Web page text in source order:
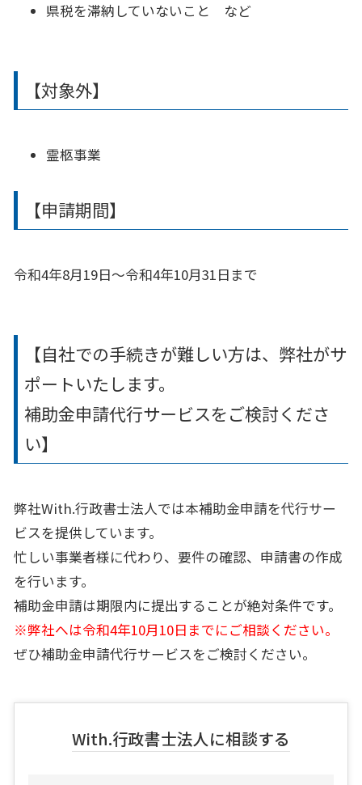
県税を滞納していないこと など
【対象外】
霊柩事業
【申請期間】
令和4年8月19日〜令和4年10月31日まで
【自社での手続きが難しい方は、弊社がサ
ポートいたします。
補助金申請代行サービスをご検討くださ
い】
弊社With.行政書士法人では本補助金申請を代行サー
ビスを提供しています。
忙しい事業者様に代わり、要件の確認、申請書の作成
を行います。
補助金申請は期限内に提出することが絶対条件です。
※弊社へは令和4年10月10日までにご相談ください。
ぜひ補助金申請代行サービスをご検討ください。
With.行政書士法人に相談する